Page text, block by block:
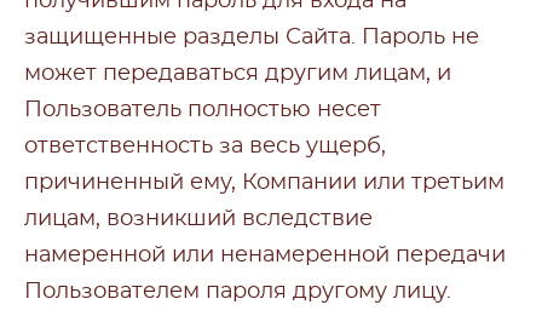
защищенные разделы Сайта. Пароль не
может передаваться другим лицам, и
Пользователь полностью несет
ответственность за весь ущерб,
причиненный ему, Компании или третьим
лицам, возникший вследствие
намеренной или ненамеренной передачи
Пользователем пароля другому лицу.